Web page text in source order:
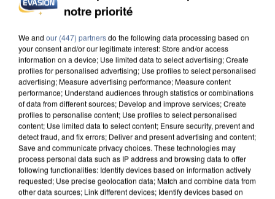
INCENDIES : L’ÎLE-DE-FRANCE LANCE UN ÉLAN
DE SOLIDARITÉ AVEC LES...
notre priorité
We and our (447) partnersdo the following data processing based on
your consent and/or our legitimate interest: Store and/or access
information on a device; Use limited data to select advertising; Create
profiles for personalised advertising; Use profiles to select personalised
advertising; Measure advertising performance; Measure content
performance; Understand audiences through statistics or combinations
of data from different sources; Develop and improve services; Create
profiles to personalise content; Use profiles to select personalised
content; Use limited data to select content; Ensure security, prevent and
detect fraud, and fix errors; Deliver and present advertising and content;
Save and communicate privacy choices. These technologies may
process personal data such as IP address and browsing data to offer
following functionalities: Identify devices based on information actively
requested; Use precise geolocation data; Match and combine data from
other data sources; Link different devices; Identify devices based on